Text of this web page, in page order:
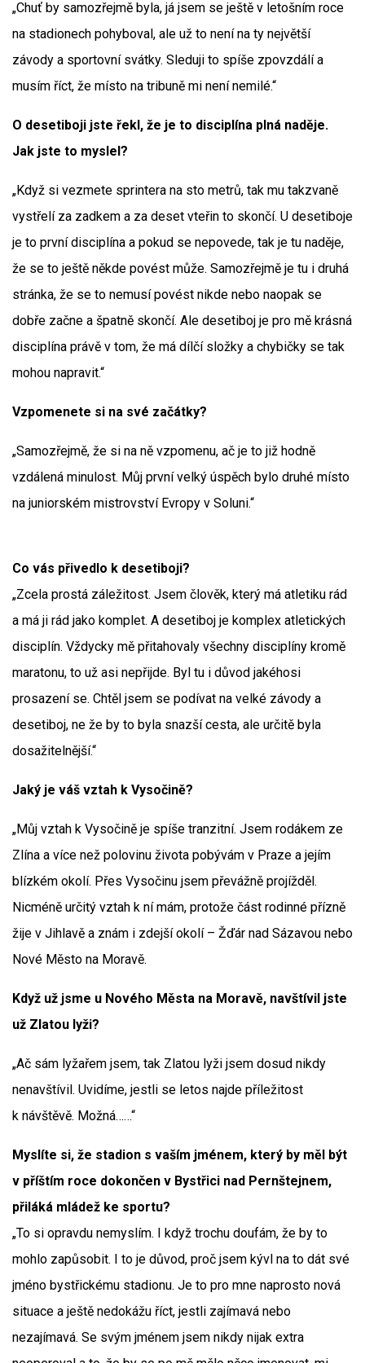
„Chuť by samozřejmě byla, já jsem se ještě v letošním roce
na stadionech pohyboval, ale už to není na ty největší
závody a sportovní svátky. Sleduji to spíše zpovzdálí a
musím říct, že místo na tribuně mi není nemilé.“
O desetiboji jste řekl, že je to disciplína plná naděje.
Jak jste to myslel?
„Když si vezmete sprintera na sto metrů, tak mu takzvaně
vystřelí za zadkem a za deset vteřin to skončí. U desetiboje
je to první disciplína a pokud se nepovede, tak je tu naděje,
že se to ještě někde povést může. Samozřejmě je tu i druhá
stránka, že se to nemusí povést nikde nebo naopak se
dobře začne a špatně skončí. Ale desetiboj je pro mě krásná
disciplína právě v tom, že má dílčí složky a chybičky se tak
mohou napravit.“
Vzpomenete si na své začátky?
„Samozřejmě, že si na ně vzpomenu, ač je to již hodně
vzdálená minulost. Můj první velký úspěch bylo druhé místo
na juniorském mistrovství Evropy v Soluni.“
Co vás přivedlo k desetiboji?
„Zcela prostá záležitost. Jsem člověk, který má atletiku rád
a má ji rád jako komplet. A desetiboj je komplex atletických
disciplín. Vždycky mě přitahovaly všechny disciplíny kromě
maratonu, to už asi nepřijde. Byl tu i důvod jakéhosi
prosazení se. Chtěl jsem se podívat na velké závody a
desetiboj, ne že by to byla snazší cesta, ale určitě byla
dosažitelnější.“
Jaký je váš vztah k Vysočině?
„Můj vztah k Vysočině je spíše tranzitní. Jsem rodákem ze
Zlína a více než polovinu života pobývám v Praze a jejím
blízkém okolí. Přes Vysočinu jsem převážně projížděl.
Nicméně určitý vztah k ní mám, protože část rodinné přízně
žije v Jihlavě a znám i zdejší okolí – Žďár nad Sázavou nebo
Nové Město na Moravě.
Když už jsme u Nového Města na Moravě, navštívil jste
už Zlatou lyži?
„Ač sám lyžařem jsem, tak Zlatou lyži jsem dosud nikdy
nenavštívil. Uvidíme, jestli se letos najde příležitost
k návštěvě. Možná……“
Myslíte si, že stadion s vaším jménem, který by měl být
v příštím roce dokončen v Bystřici nad Pernštejnem,
přiláká mládež ke sportu?
„To si opravdu nemyslím. I když trochu doufám, že by to
mohlo zapůsobit. I to je důvod, proč jsem kývl na to dát své
jméno bystřickému stadionu. Je to pro mne naprosto nová
situace a ještě nedokážu říct, jestli zajímavá nebo
nezajímavá. Se svým jménem jsem nikdy nijak extra